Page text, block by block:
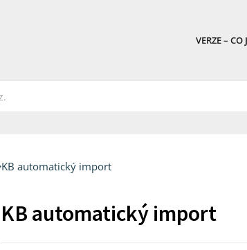
VERZE – CO
KB automatický import
KB automatický import